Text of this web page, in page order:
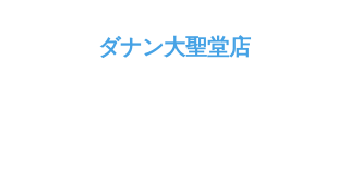
ダナン大聖堂店